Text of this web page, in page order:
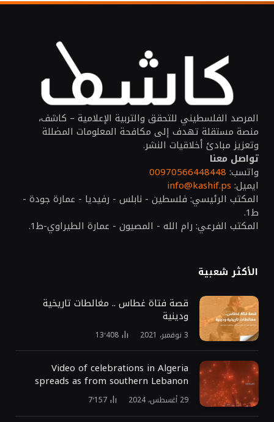
المرصد الفلسطيني للتحقق والتربية الإعلامية – كاشف،
منصة مستقلة تهدف إلى مكافحة المعلومات المضللة
وتعزيز مبادئ أخلاقيات النشر.
تواصل معنا
واتسب: 00970566448448
ايميل: info@kashif.ps
المكتب الرئيسي: فلسطين - نابلس - رفيديا - عمارة جودة -
ط1.
المكتب الفرعي: رام الله - المصيون - عمارة الطيراوي-ط1.
الأكثر شعبية
قصة فتاة غطاس .. مغالطات تاريخية
ودينية
3 نوفمبر، 2021 13٬408
Video of celebrations in Algeria
spreads as from southern Lebanon
29 أغسطس، 2024 7٬157